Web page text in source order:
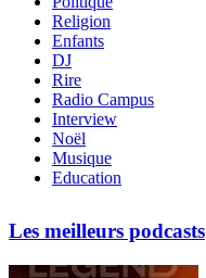
Religion
Enfants
DJ
Rire
Radio Campus
Interview
Noël
Musique
Education
Les meilleurs podcasts